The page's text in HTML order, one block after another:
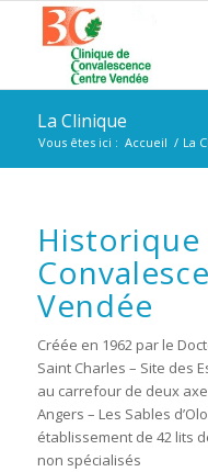
La Clinique
Vous êtes ici : Accueil / La
Vendée
Créée en 1962 par le
Saint Charles – Site des
au carrefour de deux
Angers – Les Sables
établissement de 42 lits
non spécialisés